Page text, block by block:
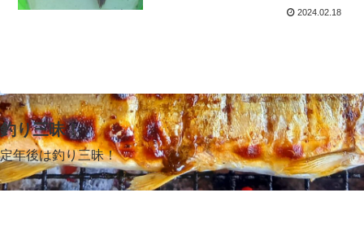
2024.02.18
釣り三昧！
定年後は釣り三昧！